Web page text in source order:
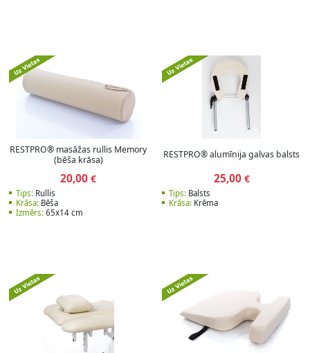
RESTPRO® masāžas rullis Memory
(bēša krāsa)
20,00 €
Tips:Rullis
Krāsa:Bēša
Izmērs:65x14 cm
RESTPRO® alumīnija galvas balsts
25,00€
Tips: Balsts
Krāsa: Krēma